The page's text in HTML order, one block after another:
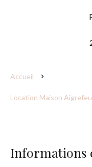
Accueil
Location Maison
Informations